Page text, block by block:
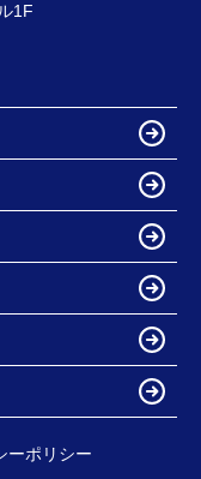
1F
ーポリシー